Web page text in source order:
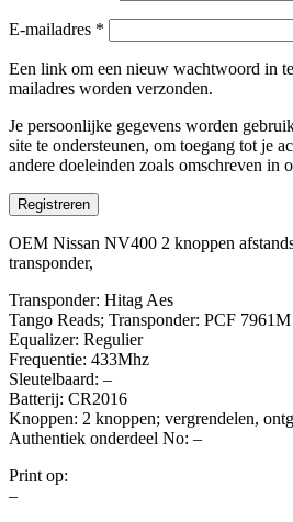
E-mailadres *
Een link om een nieuw wachtwoord in
mailadres worden verzonden.
Je persoonlijke gegevens worden
site te ondersteunen, om toegang tot je
andere doeleinden zoals omschreven in
Registreren
OEM Nissan NV400 2 knoppen
transponder,
Transponder: Hitag Aes
Tango Reads; Transponder: PCF
Equalizer: Regulier
Frequentie: 433Mhz
Sleutelbaard: –
Batterij: CR2016
Knoppen: 2 knoppen; vergrendelen,
Authentiek onderdeel No: –
Print op:
–